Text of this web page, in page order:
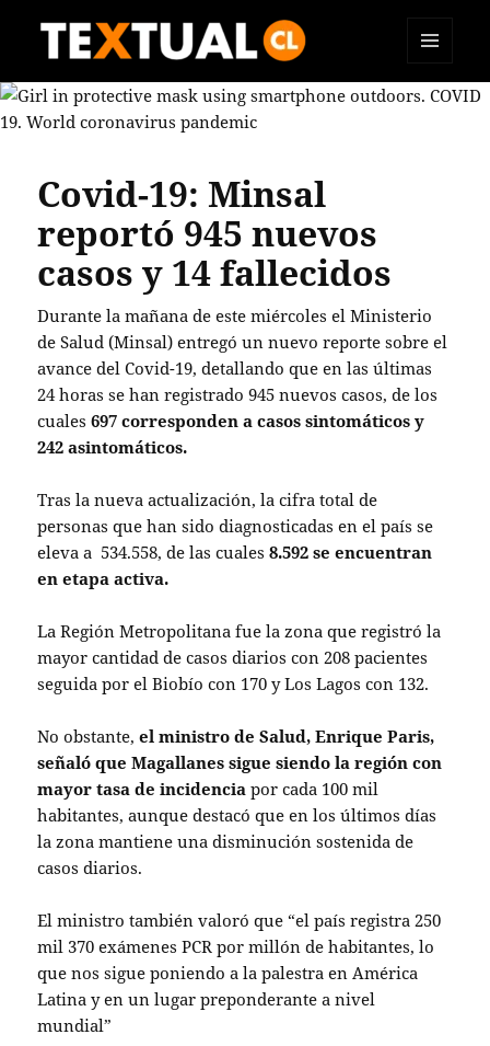
TEXTUAL
Y
Covid-19: Minsal
reportó 945 nuevos
casos y 14 fallecidos
Durante la mañana de este miércoles el Ministerio
de Salud (Minsal) entregó un nuevo reporte sobre el
avance del Covid-19, detallando que en las últimas
24 horas se han registrado 945 nuevos casos, de los
cuales697 corresponden a casos sintomáticos y
242 asintomáticos.
Tras la nueva actualización, la cifra total de
personas que han sido diagnosticadas en el país se
eleva a 534.558, de las cuales8.592 se encuentran
en etapa activa.
La Región Metropolitana fue la zona que registró la
mayor cantidad de casos diarios con 208 pacientes
seguida por el Biobío con 170 y Los Lagos con 132.
No obstante, el ministro de Salud, Enrique Paris,
señaló que Magallanes sigue siendo la región con
mayor tasa de incidenciapor cada 100 mil
habitantes, aunque destacó que en los últimos días
la zona mantiene una disminución sostenida de
casos diarios.
El ministro también valoró que “el país registra 250
mil 370 exámenes PCR por millón de habitantes, lo
que nos sigue poniendo a la palestra en América
Latina y en un lugar preponderante a nivel
mundial”